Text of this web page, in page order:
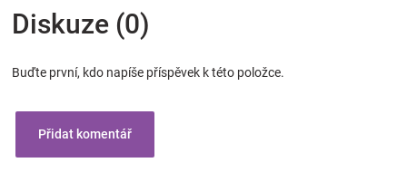
Diskuze (0)
Buďte první, kdo napíše příspěvek k této položce.
Přidat komentář